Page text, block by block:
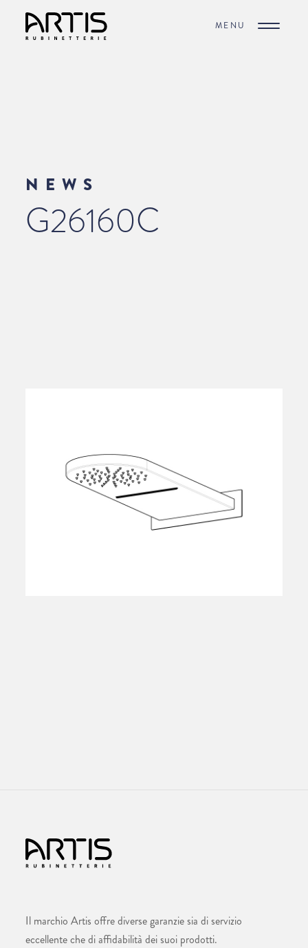
MENU
NEWS
G26160C
Il marchio Artis offre diverse garanzie sia di servizio
eccellente che di affidabilità dei suoi prodotti.